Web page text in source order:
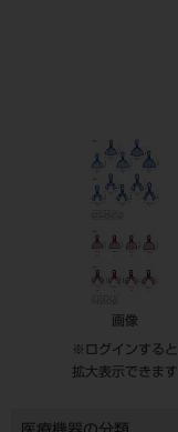
画像
※ログインすると
拡大表示できます